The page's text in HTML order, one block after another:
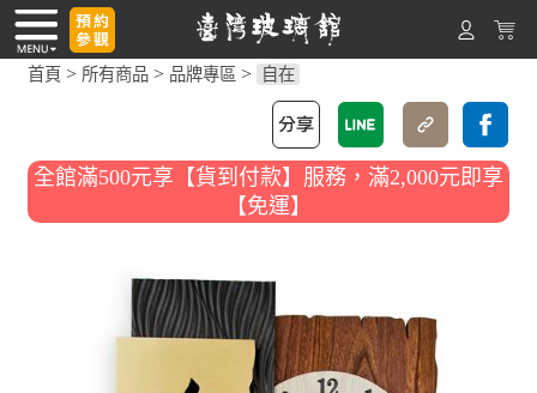
首頁 > 所有商品 > 品牌專區 > 自在
全館滿500元享【貨到付款】服務，滿2,000元即享
【免運】